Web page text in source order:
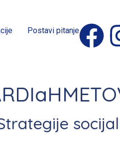
Postavi pitanje